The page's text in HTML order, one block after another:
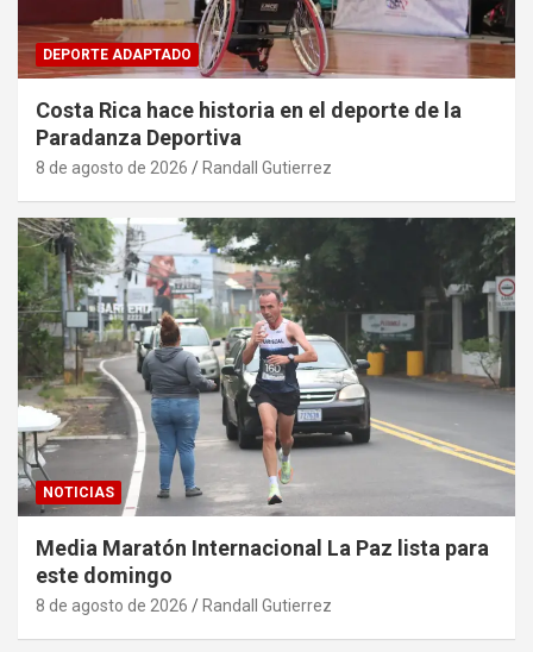
DEPORTE ADAPTADO
Costa Rica hace historia en el deporte de la
Paradanza Deportiva
8 de agosto de 2026 Randall Gutierrez
NOTICIAS
Media Maratón Internacional La Paz lista para
este domingo
8 de agosto de 2026 Randall Gutierrez